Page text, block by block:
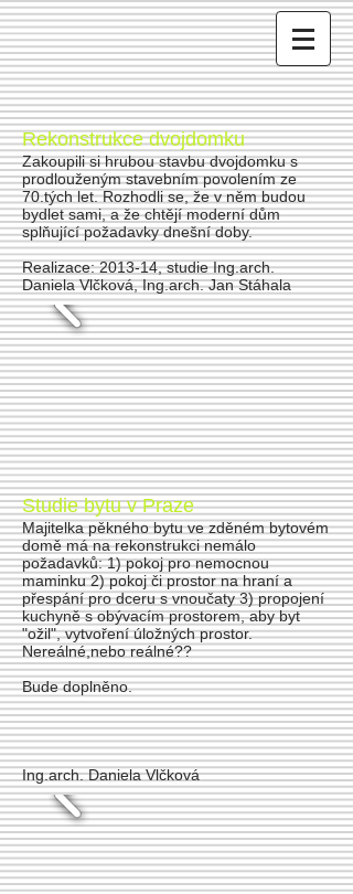
Rekonstrukce dvojdomku
Zakoupili si hrubou stavbu dvojdomku s
prodlouženým stavebním povolením ze
70.tých let. Rozhodli se, že v něm budou
bydlet sami, a že chtějí moderní dům
splňující požadavky dnešní doby.
Realizace: 2013-14, studie Ing.arch.
Daniela Vlčková, Ing.arch. Jan Stáhala
Studie bytu v Praze
Majitelka pěkného bytu ve zděném bytovém
domě má na rekonstrukci nemálo
požadavků: 1) pokoj pro nemocnou
maminku 2) pokoj či prostor na hraní a
přespání pro dceru s vnoučaty 3) propojení
kuchyně s obývacím prostorem, aby byt
"ožil", vytvoření úložných prostor.
Nereálné,nebo reálné??
Bude doplněno.
Ing.arch. Daniela Vlčková